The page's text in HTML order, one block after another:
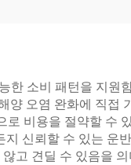
소비 패턴을 지
오염 완화에 직
비용을 절약할 수
신뢰할 수 있는
고 견딜 수 있음을